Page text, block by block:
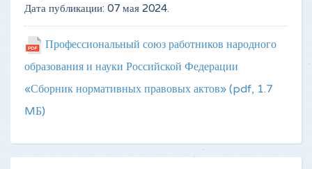
Дата публикации: 07 мая 2024.
Профессиональный союз работников народного
образования и науки Российской Федерации
«Сборник нормативных правовых актов» (pdf, 1.7
MБ)